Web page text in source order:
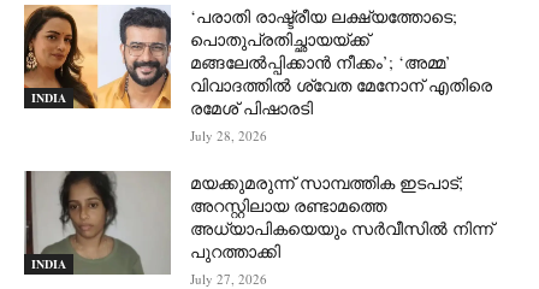
INDIA
‘പരാതി രാഷ്ട്രീയ ലക്ഷ്യത്തോടെ;
പൊതുപ്രതിച്ഛായയ്ക്ക്
മങ്ങലേല്‍പ്പിക്കാന്‍ നീക്കം’; ‘അമ്മ’
വിവാദത്തില്‍ ശ്വേത മേനോന് എതിരെ
രമേശ് പിഷാരടി
July 28, 2026
INDIA
മയക്കുമരുന്ന് സാമ്പത്തിക ഇടപാട്;
അറസ്റ്റിലായ രണ്ടാമത്തെ
അധ്യാപികയെയും സർവീസിൽ നിന്ന്
പുറത്താക്കി
July 27, 2026